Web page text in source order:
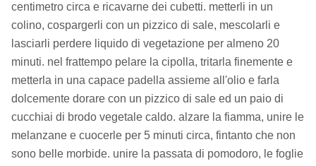
centimetro circa e ricavarne dei cubetti. metterli in un
colino, cospargerli con un pizzico di sale, mescolarli e
lasciarli perdere liquido di vegetazione per almeno 20
minuti. nel frattempo pelare la cipolla, tritarla finemente e
metterla in una capace padella assieme all'olio e farla
dolcemente dorare con un pizzico di sale ed un paio di
cucchiai di brodo vegetale caldo. alzare la fiamma, unire le
melanzane e cuocerle per 5 minuti circa, fintanto che non
sono belle morbide. unire la passata di pomodoro, le foglie